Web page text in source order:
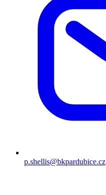
p.shellis@bkpardubice.cz